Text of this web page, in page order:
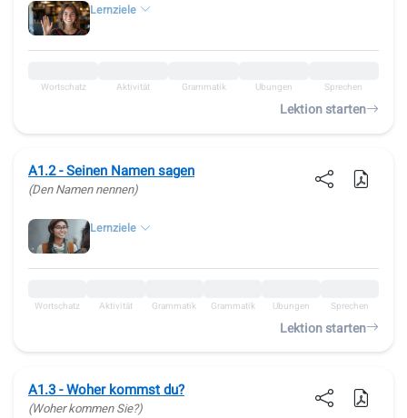
Lernziele
Wortschatz Aktivität Grammatik Übungen Sprechen
Lektion starten
A1.2 - Seinen Namen sagen
(Den Namen nennen)
Lernziele
Wortschatz Aktivität Grammatik Grammatik Übungen Sprechen
Lektion starten
A1.3 - Woher kommst du?
(Woher kommen Sie?)